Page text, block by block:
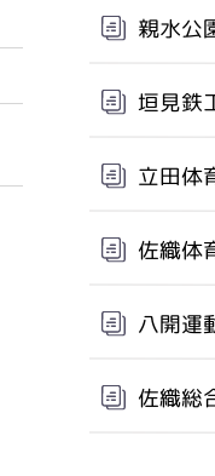
親水公
垣見鉄
立田体
佐織体
八開運
佐織総